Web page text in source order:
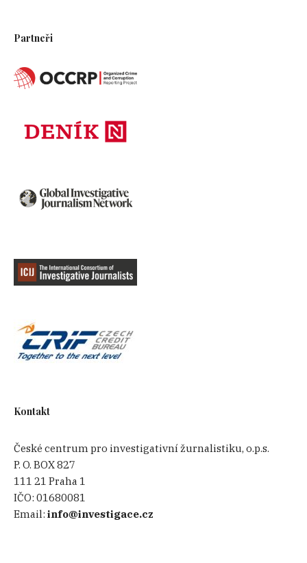
Partneři
Kontakt
České centrum pro investigativní žurnalistiku, o.p.s.
P. O. BOX 827
111 21 Praha 1
IČO:01680081
Email:info@investigace.cz